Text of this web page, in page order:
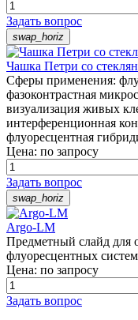
Задать вопрос
swap_horiz
Чашка Петри со
Сферы применения:
фазоконтрастная
визуализация живых
интерференционная
флуоресцентная
Цена: по запросу
Задать вопрос
swap_horiz
Argo-LM
Предметный слайд для
флуоресцентных
Цена: по запросу
Задать вопрос